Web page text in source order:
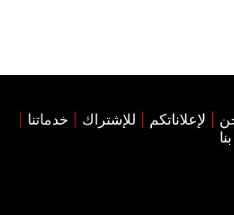
لإعلاناتكم للإشتراك
خدماتنا